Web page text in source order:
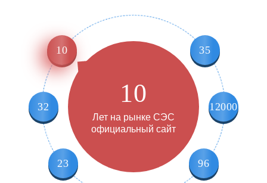
10 35
12000
96
23
32 10
Лет на рынке СЭС
официальный сайт